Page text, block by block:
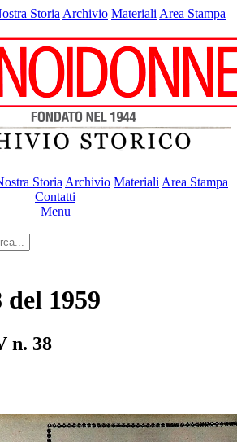
Storia Archivio Materiali Area Stampa
Storia Archivio Materiali Area Stampa
Contatti
Menu
1959
n. 38